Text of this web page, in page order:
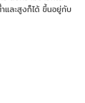
และสูงก็ได้​ ขึ้นอยู่กับ​